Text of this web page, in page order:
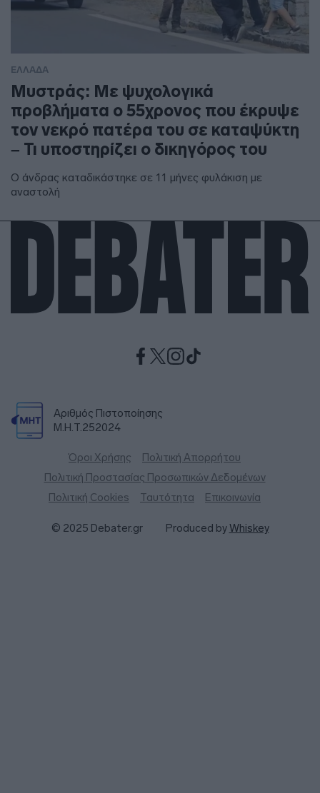
ΕΛΛΑΔΑ
Μυστράς: Με ψυχολογικά
προβλήματα ο 55χρονος που έκρυψε
τον νεκρό πατέρα του σε καταψύκτη
– Τι υποστηρίζει ο δικηγόρος του
Ο άνδρας καταδικάστηκε σε 11 μήνες φυλάκιση με
αναστολή
Αριθμός Πιστοποίησης
Μ.Η.Τ.252024
Όροι Χρήσης
Πολιτική Απορρήτου
Πολιτική Προστασίας Προσωπικών Δεδομένων
Πολιτική Cookies
Ταυτότητα Επικοινωνία
© 2025 Debater.gr Produced byWhiskey